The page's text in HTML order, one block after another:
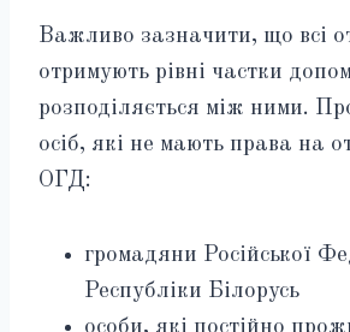
Важливо зазначити, що всі
отримують рівні частки
розподіляється між ними.
осіб, які не мають права на
ОГД:
громадяни Російської
Республіки Білорусь